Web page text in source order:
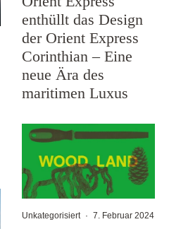
enthüllt das Design
der Orient Express
Corinthian – Eine
neue Ära des
maritimen Luxus
Unkategorisiert · 7. Februar 2024